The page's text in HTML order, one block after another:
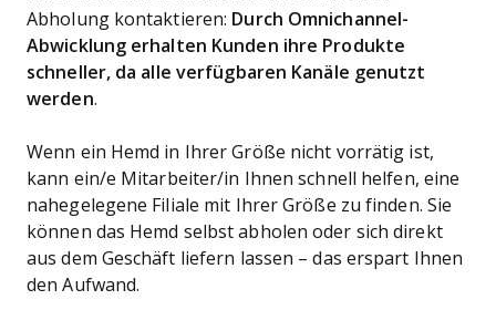
Abholung kontaktieren: Durch Omnichannel-
Abwicklung erhalten Kunden ihre Produkte
schneller, da alle verfügbaren Kanäle genutzt
werden.
Wenn ein Hemd in Ihrer Größe nicht vorrätig ist,
kann ein/e Mitarbeiter/in Ihnen schnell helfen, eine
nahegelegene Filiale mit Ihrer Größe zu finden. Sie
können das Hemd selbst abholen oder sich direkt
aus dem Geschäft liefern lassen – das erspart Ihnen
den Aufwand.